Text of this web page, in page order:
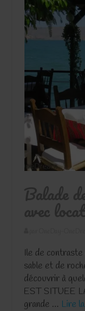
Balade
avec
Ile de
sable et de
découvrir à
EST SITUEE
grande … Lire